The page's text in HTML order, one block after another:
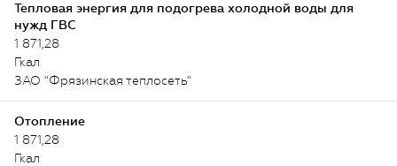
Тепловая энергия для подогрева холодной воды для
нужд ГВС
1 871,28
Гкал
ЗАО "Фрязинская теплосеть"
Отопление
1 871,28
Гкал